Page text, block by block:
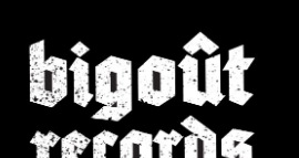
Skip
to
navigation
Skip
to
content